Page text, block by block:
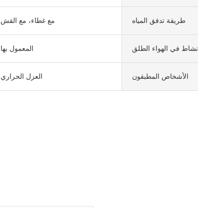
مع غطاء، مع القش طريقة تدفق المياه
المعمول بها نشاط في الهواء الطلق
العزل الحراري الأشخاص المطبقون